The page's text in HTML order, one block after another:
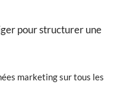
pour structurer une
marketing sur tous les